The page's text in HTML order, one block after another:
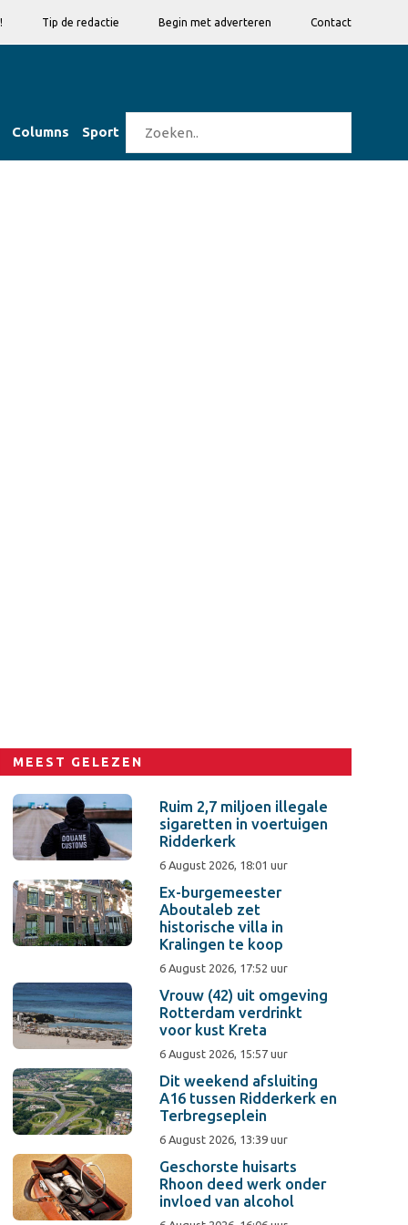
Tip de redactie Begin met adverteren Contact
Columns Sport
MEEST GELEZEN
Ruim 2,7 miljoen illegale
sigaretten in voertuigen
Ridderkerk
6 August 2026, 18:01 uur
Ex-burgemeester
Aboutaleb zet
historische villa in
Kralingen te koop
6 August 2026, 17:52 uur
Vrouw (42) uit omgeving
Rotterdam verdrinkt
voor kust Kreta
6 August 2026, 15:57 uur
Dit weekend afsluiting
A16 tussen Ridderkerk en
Terbregseplein
6 August 2026, 13:39 uur
Geschorste huisarts
Rhoon deed werk onder
invloed van alcohol